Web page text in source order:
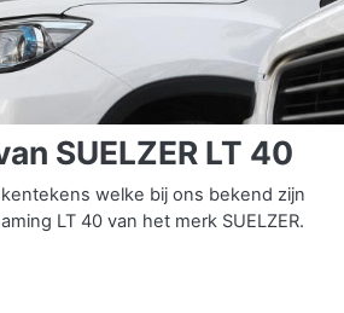
SUELZER LT 40
welke bij ons bekend zijn
LT 40 van het merk SUELZER.